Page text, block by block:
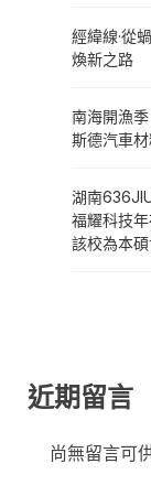
經緯線·從
煥新之路
南海開漁
斯德汽車
湖南
福耀科技
該校為本
近期留言
尚無留言可